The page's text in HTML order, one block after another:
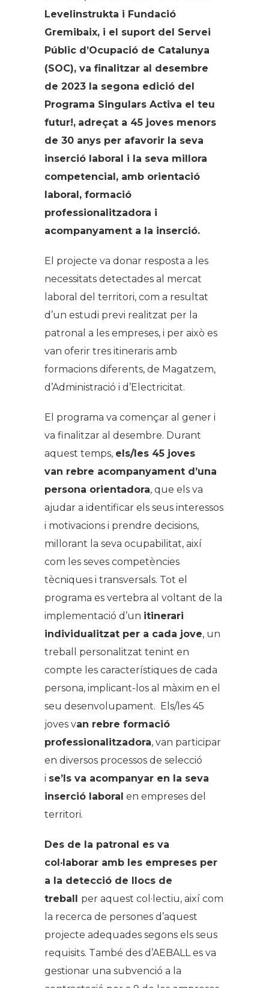
Levelinstrukta i Fundació
Gremibaix, i el suport del Servei
Públic d’Ocupació de Catalunya
(SOC), va finalitzar al desembre
de 2023 la segona edició del
Programa Singulars Activa el teu
futur!, adreçat a 45 joves menors
de 30 anys per afavorir la seva
inserció laboral i la seva millora
competencial, amb orientació
laboral, formació
professionalitzadora i
acompanyament a la inserció.
El projecte va donar resposta a les
necessitats detectades al mercat
laboral del territori, com a resultat
d’un estudi previ realitzat per la
patronal a les empreses, i per això es
van oferir tres itineraris amb
formacions diferents, de Magatzem,
d’Administració i d’Electricitat.
El programa va començar al gener i
va finalitzar al desembre. Durant
aquest temps, els/les 45 joves
van rebre acompanyament d’una
persona orientadora, que els va
ajudar a identificar els seus interessos
i motivacions i prendre decisions,
millorant la seva ocupabilitat, així
com les seves competències
tècniques i transversals. Tot el
programa es vertebra al voltant de la
implementació d’un itinerari
individualitzat per a cada jove, un
treball personalitzat tenint en
compte les característiques de cada
persona, implicant-los al màxim en el
seu desenvolupament. Els/les 45
joves van rebre formació
professionalitzadora, van participar
en diversos processos de selecció
i se’ls va acompanyar en la seva
inserció laboral en empreses del
territori.
Des de la patronal es va
col·laborar amb les empreses per
a la detecció de llocs de
treball per aquest col·lectiu, així com
la recerca de persones d’aquest
projecte adequades segons els seus
requisits. També des d’AEBALL es va
gestionar una subvenció a la